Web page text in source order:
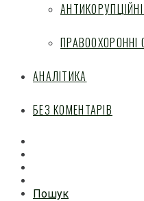
ПРАВООХОРОННІ
АНАЛІТИКА
БЕЗ КОМЕНТАРІВ
Пошук